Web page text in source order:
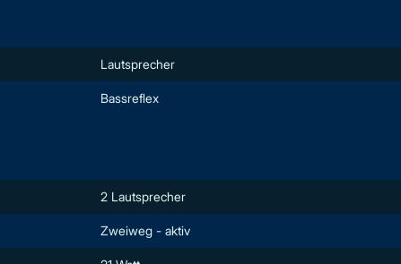
Lautsprecher
Bassreflex
2 Lautsprecher
Zweiweg - aktiv